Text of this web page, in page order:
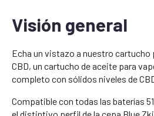
Visión general
Echa un vistazo a nuestro cartucho
CBD, un cartucho de aceite para
completo con sólidos niveles de
Compatible con todas las baterías